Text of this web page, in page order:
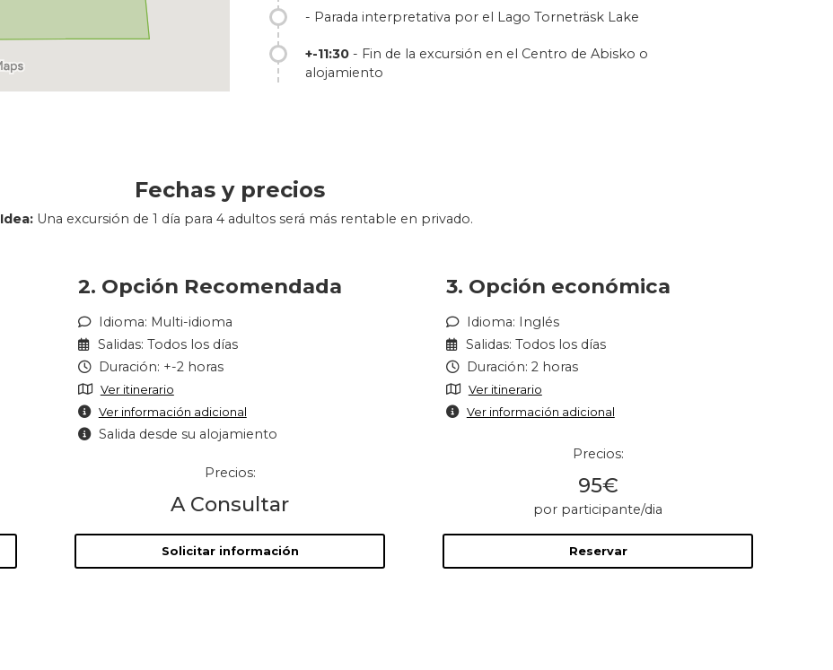
- Parada interpretativa por el Lago Torneträsk Lake
+-11:30 - Fin de la excursión en el Centro de Abisko o
alojamiento
Fechas y precios
Idea: Una excursión de 1 día para 4 adultos será más rentable en privado.
2. Opción Recomendada
Idioma: Multi-idioma
Salidas: Todos los días
Duración: +-2 horas
Ver itinerario
Ver información adicional
Salida desde su alojamiento
Precios:
A Consultar
Solicitar información
3. Opción económica
Idioma: Inglés
Salidas: Todos los días
Duración: 2 horas
Ver itinerario
Ver información adicional
Precios:
95€
por participante/dia
Reservar